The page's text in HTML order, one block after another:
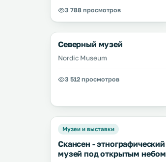
3 788 просмотров
Северный музей
Nordic Museum
3 512 просмотров
Музеи и выставки
Скансен - этнографический
музей под открытым небом